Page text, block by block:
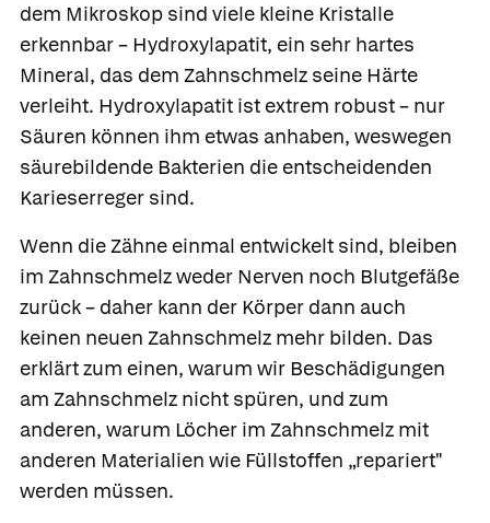
dem Mikroskop sind viele kleine Kristalle
erkennbar – Hydroxylapatit, ein sehr hartes
Mineral, das dem Zahnschmelz seine Härte
verleiht. Hydroxylapatit ist extrem robust – nur
Säuren können ihm etwas anhaben, weswegen
säurebildende Bakterien die entscheidenden
Karieserreger sind.
Wenn die Zähne einmal entwickelt sind, bleiben
im Zahnschmelz weder Nerven noch Blutgefäße
zurück – daher kann der Körper dann auch
keinen neuen Zahnschmelz mehr bilden. Das
erklärt zum einen, warum wir Beschädigungen
am Zahnschmelz nicht spüren, und zum
anderen, warum Löcher im Zahnschmelz mit
anderen Materialien wie Füllstoffen „repariert"
werden müssen.